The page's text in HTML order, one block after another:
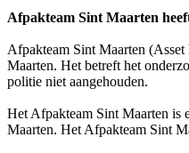
Afpakteam Sint Maarten
Afpakteam Sint Maarten (Asset
Maarten. Het betreft het
politie niet aangehouden.
Het Afpakteam Sint Maarten is
Maarten. Het Afpakteam Sint